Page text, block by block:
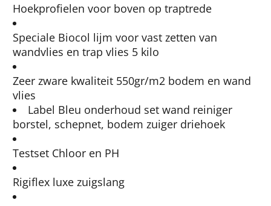
Hoekprofielen voor boven op traptrede
Speciale Biocol lijm voor vast zetten van
wandvlies en trap vlies 5 kilo
Zeer zware kwaliteit 550gr/m2 bodem en wand
vlies
Label Bleu onderhoud set wand reiniger
borstel, schepnet, bodem zuiger driehoek
Testset Chloor en PH
Rigiflex luxe zuigslang